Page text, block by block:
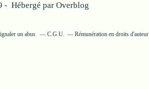
- Hébergé par Overblog
un abus C.G.U. Rémunération en droits d'auteur